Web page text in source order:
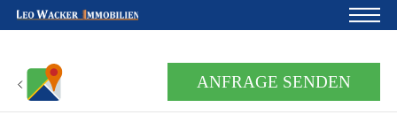
Startseite
Für Eigentümer
ANFRAGE SENDEN